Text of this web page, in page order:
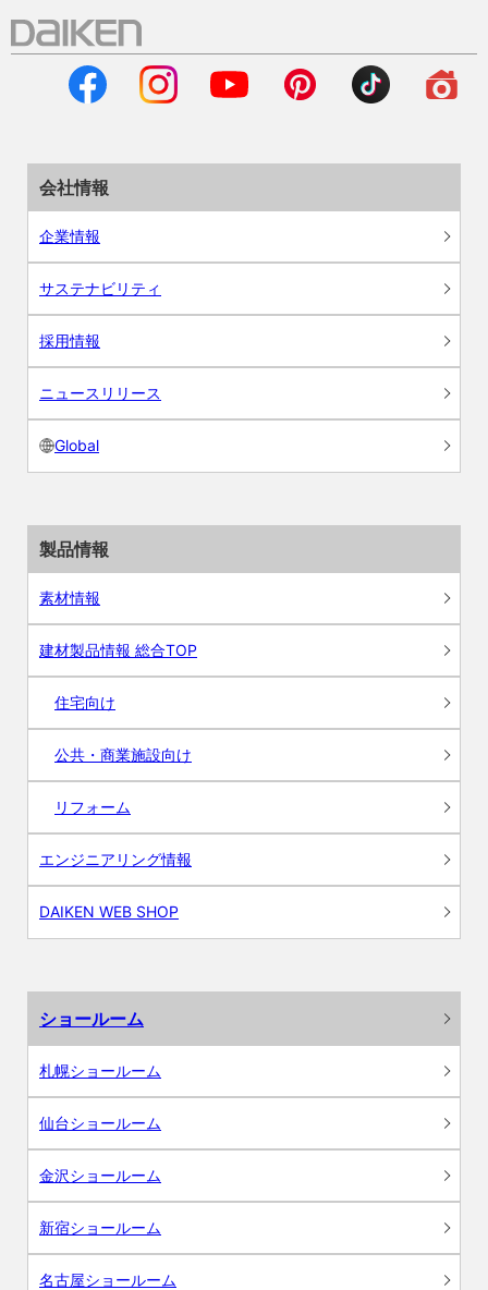
会社情報
企業情報
サステナビリティ
採用情報
ニュースリリース
Global
製品情報
素材情報
建材製品情報 総合TOP
住宅向け
公共・商業施設向け
リフォーム
エンジニアリング情報
DAIKEN WEB SHOP
ショールーム
札幌ショールーム
仙台ショールーム
金沢ショールーム
新宿ショールーム
名古屋ショールーム